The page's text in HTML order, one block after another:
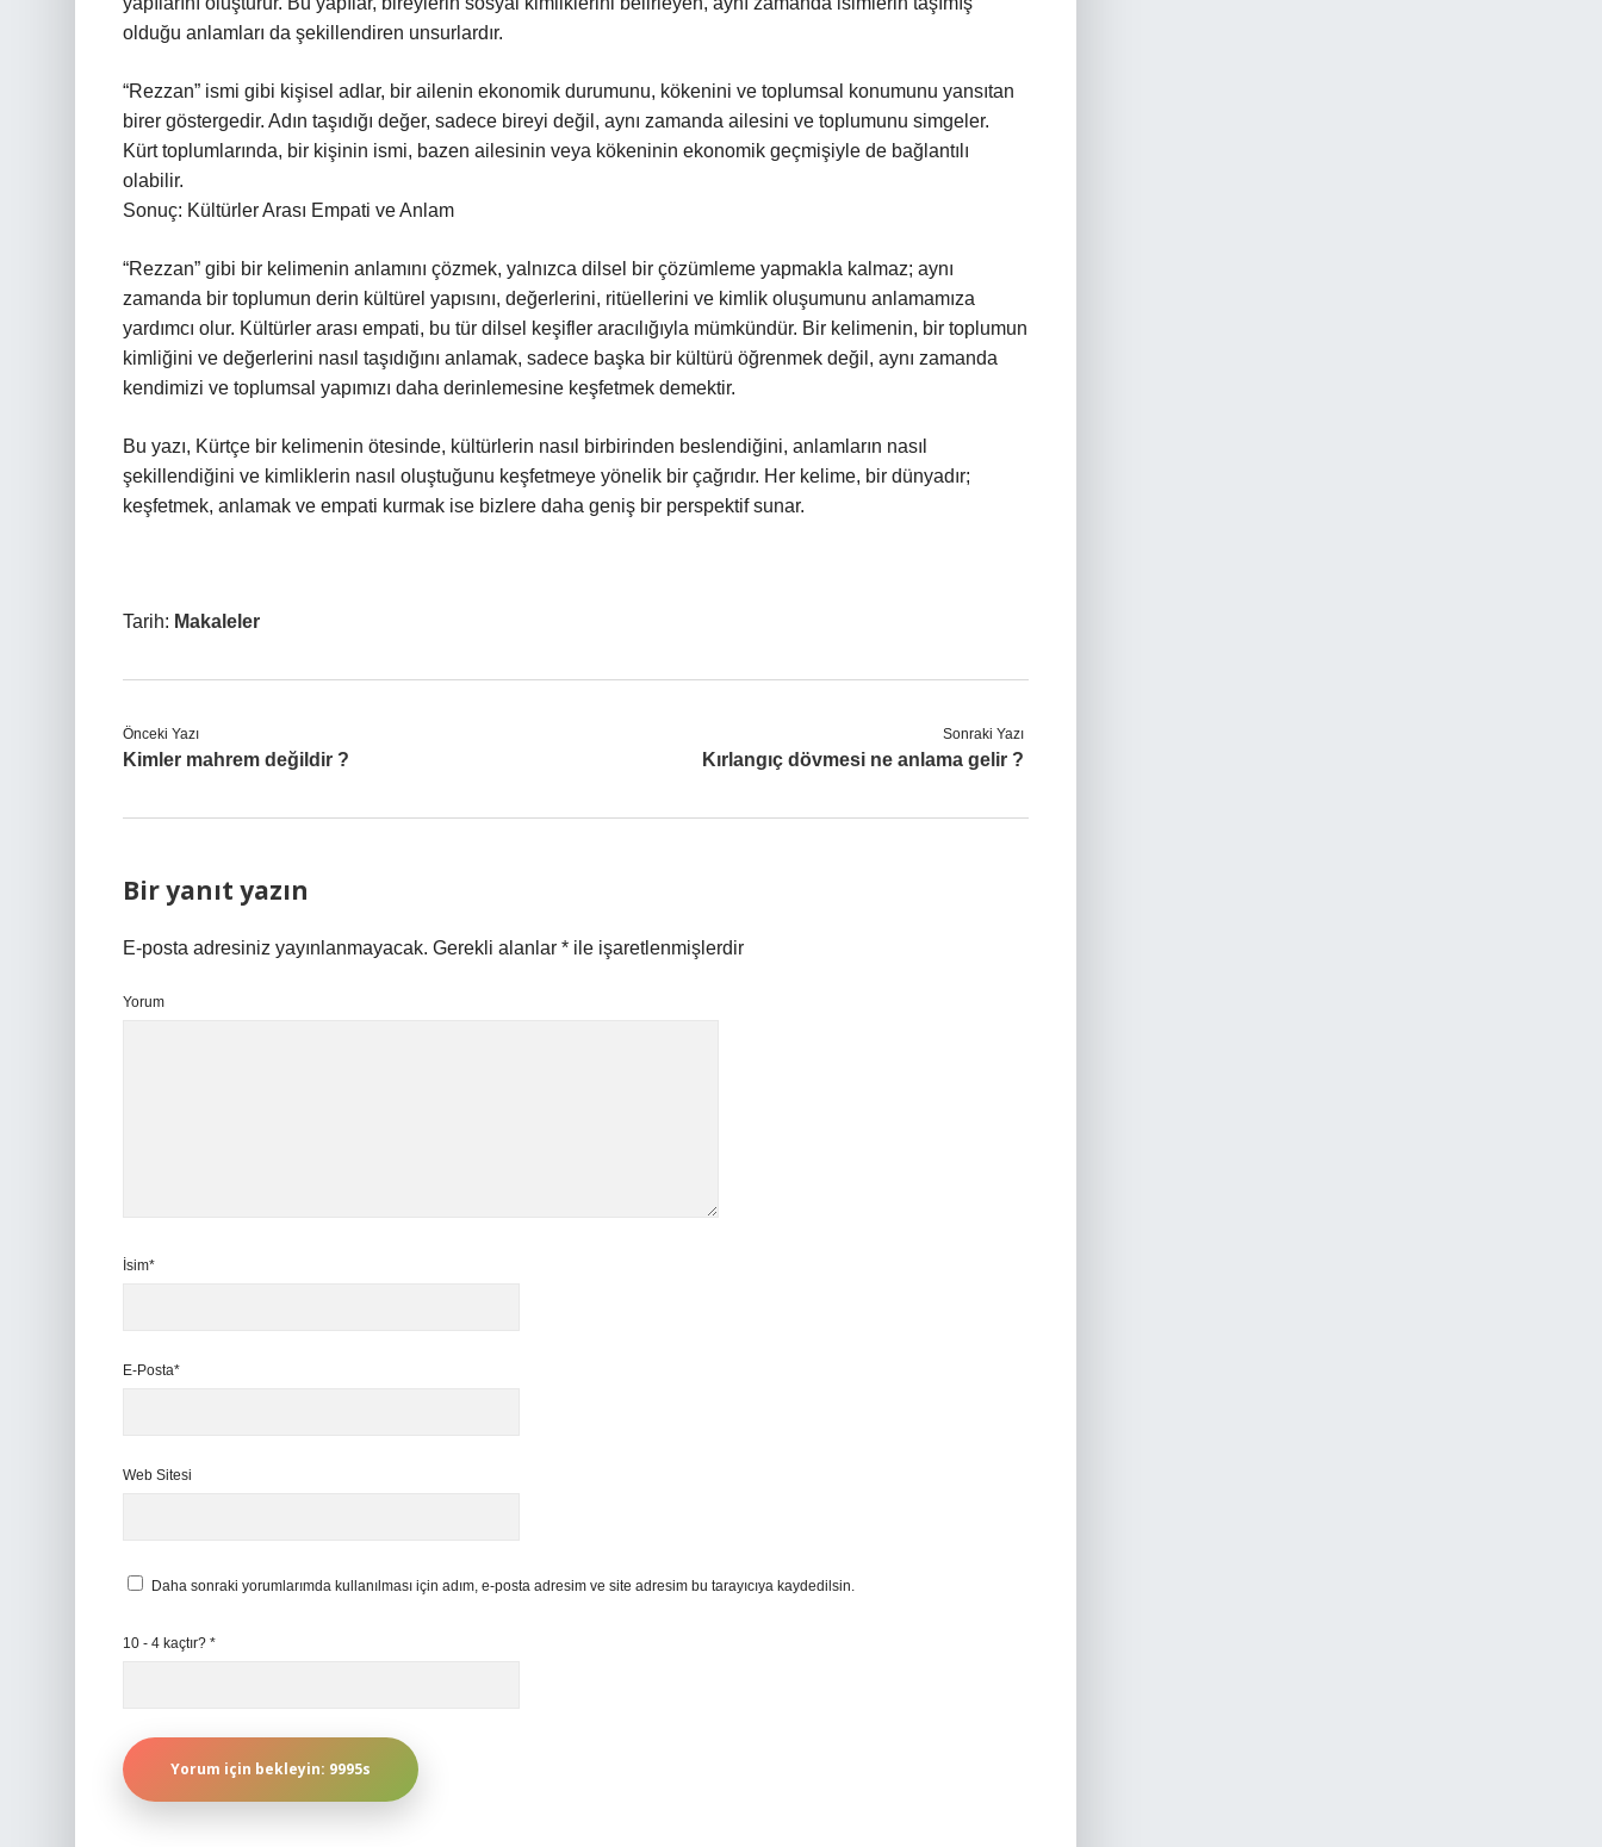
olduğu anlamları da şekillendiren unsurlardır.
“Rezzan” ismi gibi kişisel adlar, bir ailenin ekonomik durumunu, kökenini ve toplumsal konumunu yansıtan
birer göstergedir. Adın taşıdığı değer, sadece bireyi değil, aynı zamanda ailesini ve toplumunu simgeler.
Kürt toplumlarında, bir kişinin ismi, bazen ailesinin veya kökeninin ekonomik geçmişiyle de bağlantılı
olabilir.
Sonuç: Kültürler Arası Empati ve Anlam
“Rezzan” gibi bir kelimenin anlamını çözmek, yalnızca dilsel bir çözümleme yapmakla kalmaz; aynı
zamanda bir toplumun derin kültürel yapısını, değerlerini, ritüellerini ve kimlik oluşumunu anlamamıza
yardımcı olur. Kültürler arası empati, bu tür dilsel keşifler aracılığıyla mümkündür. Bir kelimenin, bir toplumun
kimliğini ve değerlerini nasıl taşıdığını anlamak, sadece başka bir kültürü öğrenmek değil, aynı zamanda
kendimizi ve toplumsal yapımızı daha derinlemesine keşfetmek demektir.
Bu yazı, Kürtçe bir kelimenin ötesinde, kültürlerin nasıl birbirinden beslendiğini, anlamların nasıl
şekillendiğini ve kimliklerin nasıl oluştuğunu keşfetmeye yönelik bir çağrıdır. Her kelime, bir dünyadır;
keşfetmek, anlamak ve empati kurmak ise bizlere daha geniş bir perspektif sunar.
Tarih: Makaleler
Önceki Yazı
Kimler mahrem değildir ?
Sonraki Yazı
Kırlangıç dövmesi ne anlama gelir ?
Bir yanıt yazın
E-posta adresiniz yayınlanmayacak. Gerekli alanlar * ile işaretlenmişlerdir
Yorum
İsim*
E-Posta*
Web Sitesi
Daha sonraki yorumlarımda kullanılması için adım, e-posta adresim ve site adresim bu tarayıcıya kaydedilsin.
10 - 4 kaçtır? *